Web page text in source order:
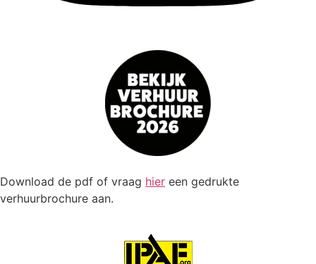
Download de pdf of vraag hier een gedrukte
verhuurbrochure aan.